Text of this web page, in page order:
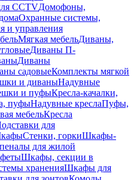
CCTVДомофоны,
Охранные системы,
и управления
Мягкая мебельДиваны,
Диваны П-
Диваны
садовыеКомплекты мягкой
и диваныНадувные
и пуфыКресла-качалки,
пуфыНадувные креслаПуфы,
мебельКресла
для
Стенки, горкиШкафы-
для жилой
Шкафы, секции в
храненияШкафы для